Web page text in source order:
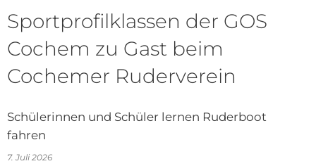
Sportprofilklassen der GOS
Cochem zu Gast beim
Cochemer Ruderverein
Schülerinnen und Schüler lernen Ruderboot
fahren
7. Juli 2026